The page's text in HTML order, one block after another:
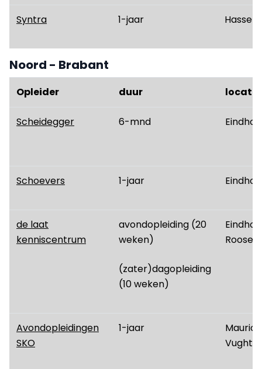
Syntra 1-jaar Hasselt
Noord - Brabant
Opleider duur locatie
Scheidegger 6-mnd
Schoevers 1-jaar
de laat
kenniscentrum
avondopleiding (20
weken)
(zater)dagopleiding
(10 weken)
Avondopleidingen
SKO
1-jaar
Vught